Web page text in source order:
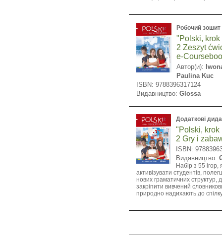
Робочий зошит
"Polski, krok
2 Zeszyt
e-
Автор(и):
Paulina Kuc
ISBN: 9788396317124
Видавництво: Glossa
Додаткові
"Polski, krok
2 Gry i
ISBN:
Видавництво:
Набір з 55 ігор,
активізувати студентів,
нових граматичних структур,
закріпити вивчений
природно надихають до